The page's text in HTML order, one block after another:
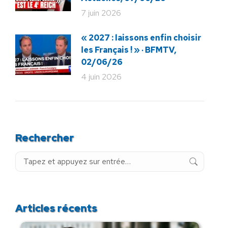
7 juin 2026
« 2027 : laissons enfin choisir
les Français ! » · BFMTV,
02/06/26
4 juin 2026
Rechercher
Recherche
Articles récents